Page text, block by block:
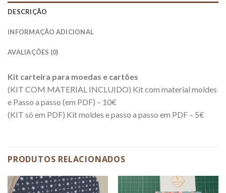
DESCRIÇÃO
INFORMAÇÃO ADICIONAL
AVALIAÇÕES (0)
Kit carteira para moedas e cartões
(KIT COM MATERIAL INCLUIDO) Kit com material moldes
e Passo a passo (em PDF) – 10€
(KIT só em PDF) Kit moldes e passo a passo em PDF – 5€
PRODUTOS RELACIONADOS